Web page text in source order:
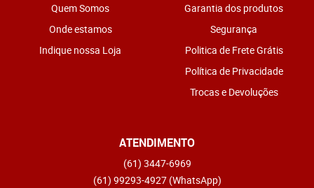
Quem Somos
Onde estamos
Indique nossa Loja
Garantia dos produtos
Segurança
Politica de Frete Grátis
Política de Privacidade
Trocas e Devoluções
ATENDIMENTO
(61) 3447-6969
(61) 99293-4927 (WhatsApp)